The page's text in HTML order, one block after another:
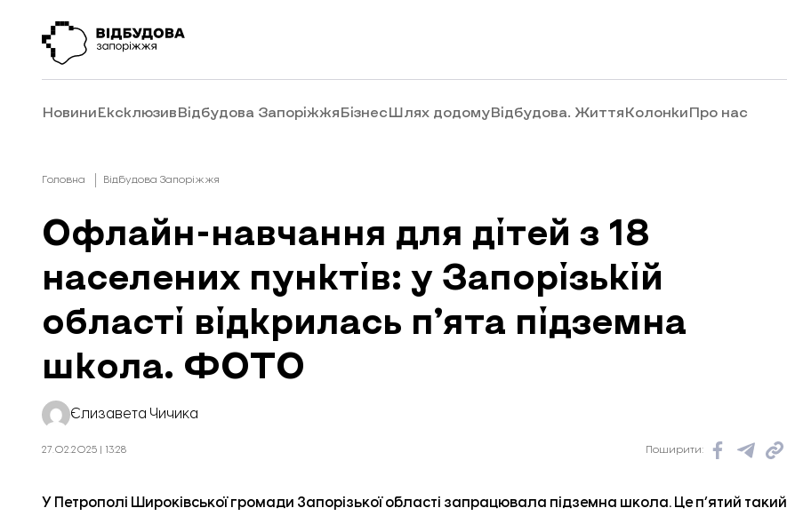
НовиниЕксклюзивВідбудова ЗапоріжжяБізнесШлях додомуВідбудова. ЖиттяКолонкиПро нас
Головна Відбудова Запоріжжя
Офлайн-навчання для дітей з 18
населених пунктів: у Запорізькій
області відкрилась п’ята підземна
школа. ФОТО
Єлизавета Чичика
27.02.2025 | 13:28 Поширити:
У Петрополі Широківської громади Запорізької області запрацювала підземна школа. Це п’ятий такий